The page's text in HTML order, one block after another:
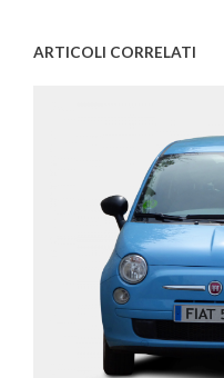
ARTICOLI CORRELATI